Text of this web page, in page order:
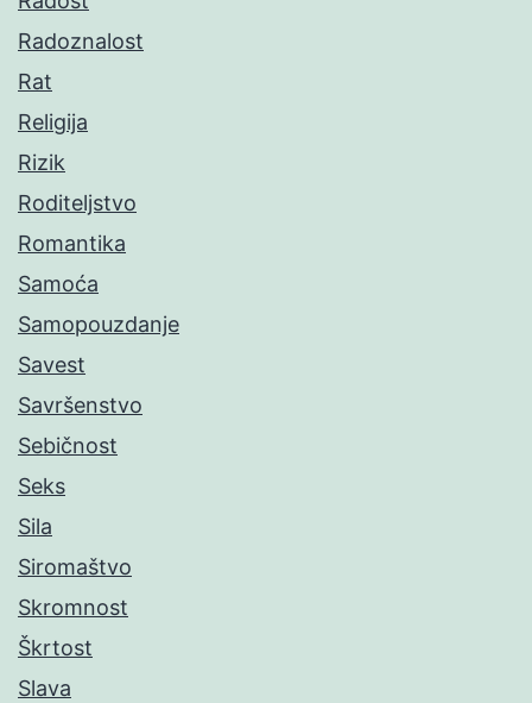
Radoznalost
Rat
Religija
Rizik
Roditeljstvo
Romantika
Samoća
Samopouzdanje
Savest
Savršenstvo
Sebičnost
Seks
Sila
Siromaštvo
Skromnost
Škrtost
Slava